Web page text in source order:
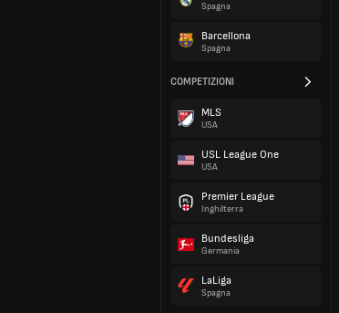
Spagna
Barcellona
Spagna
COMPETIZIONI
MLS
USA
USL League One
USA
Premier League
Inghilterra
Bundesliga
Germania
LaLiga
Spagna